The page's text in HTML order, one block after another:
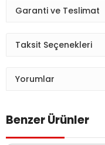
Garanti ve Teslimat
Taksit Seçenekleri
Yorumlar
Benzer Ürünler